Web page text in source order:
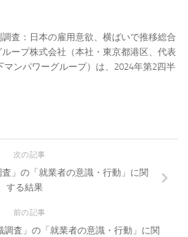
査：日本の雇用意欲、横ばいで推移総合
ープ株式会社（本社・東京都港区、代表
ンパワーグループ）は、2024年第2四半
次の記事
査」の「就業者の意識・行動」に関
する結果
前の記事
調査」の「就業者の意識・行動」に関